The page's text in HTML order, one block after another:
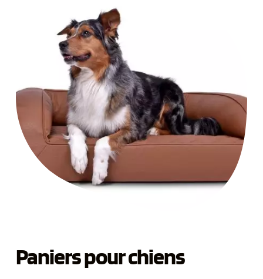
Paniers pour chiens